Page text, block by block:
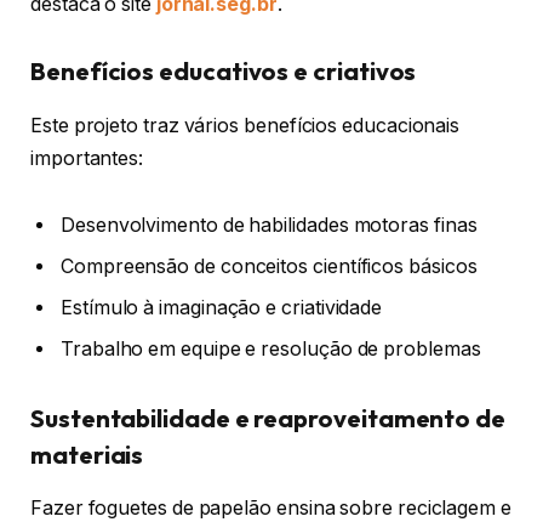
Benefícios educativos e criativos
Este projeto traz vários benefícios educacionais
importantes:
Desenvolvimento de habilidades motoras finas
Compreensão de conceitos científicos básicos
Estímulo à imaginação e criatividade
Trabalho em equipe e resolução de problemas
Sustentabilidade e reaproveitamento de
materiais
Fazer foguetes de papelão ensina sobre reciclagem e